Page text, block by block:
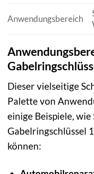
Anwendungsbereich
Dieser vielseitige
Palette von
einige Beispiele, wie
Gabelringschlüssel
können: